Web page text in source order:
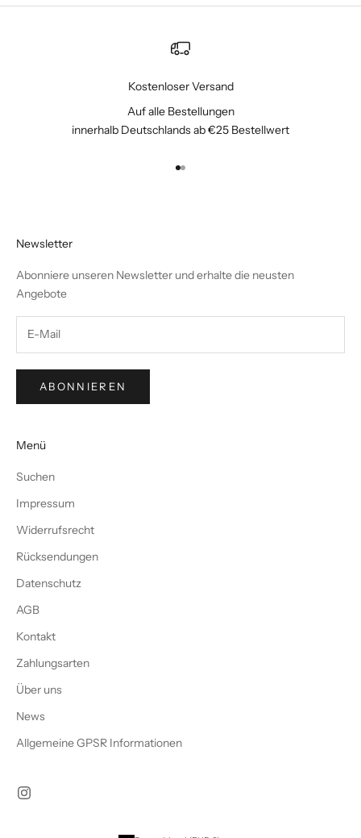
Kostenloser Versand
Auf alle Bestellungen
innerhalb Deutschlands ab €25 Bestellwert
Gehe zu Element 1
Gehe zu Element 2
Newsletter
Abonniere unseren Newsletter und erhalte die neusten
Angebote
ABONNIEREN
Menü
Suchen
Impressum
Widerrufsrecht
Rücksendungen
Datenschutz
AGB
Kontakt
Zahlungsarten
Über uns
News
Allgemeine GPSR Informationen